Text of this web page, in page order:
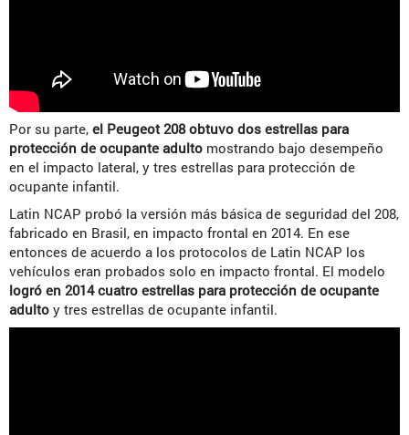
Por su parte, el Peugeot 208 obtuvo dos estrellas para
protección de ocupante adulto mostrando bajo desempeño
en el impacto lateral, y tres estrellas para protección de
ocupante infantil.
Latin NCAP probó la versión más básica de seguridad del 208,
fabricado en Brasil, en impacto frontal en 2014. En ese
entonces de acuerdo a los protocolos de Latin NCAP los
vehículos eran probados solo en impacto frontal. El modelo
logró en 2014 cuatro estrellas para protección de ocupante
adulto y tres estrellas de ocupante infantil.